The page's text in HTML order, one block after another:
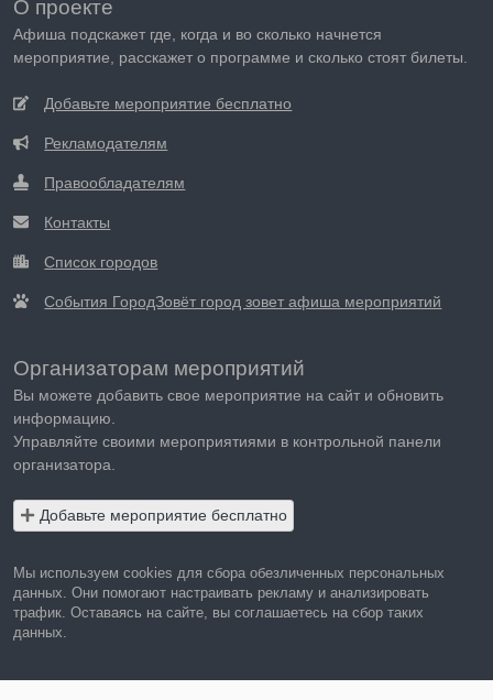
О проекте
Афиша подскажет где, когда и во сколько начнется
мероприятие, расскажет о программе и сколько стоят билеты.
Добавьте мероприятие бесплатно
Рекламодателям
Правообладателям
Контакты
Список городов
События ГородЗовёт город зовет афиша мероприятий
Организаторам мероприятий
Вы можете добавить свое мероприятие на сайт и обновить
информацию.
Управляйте своими мероприятиями в контрольной панели
организатора.
Добавьте мероприятие бесплатно
Мы используем cookies для сбора обезличенных персональных
данных. Они помогают настраивать рекламу и анализировать
трафик. Оставаясь на сайте, вы соглашаетесь на сбор таких
данных.